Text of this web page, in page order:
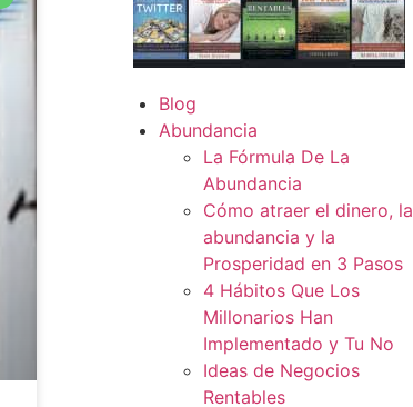
Blog
Abundancia
La Fórmula De La
Abundancia
Cómo atraer el dinero, la
abundancia y la
Prosperidad en 3 Pasos
4 Hábitos Que Los
Millonarios Han
Implementado y Tu No
Ideas de Negocios
Rentables